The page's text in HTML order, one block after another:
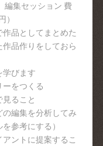
編集セッション 費
品としてまとめた
品作りをしておら
学びます
をつくる
ること
編集を分析してみ
参考にする）
ントに提案するこ